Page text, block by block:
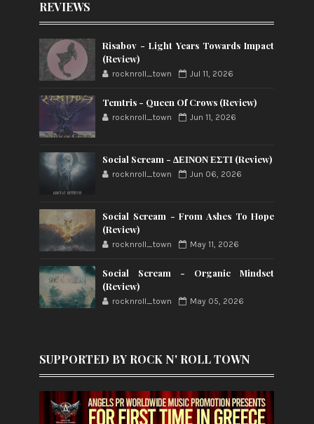
REVIEWS
Risabov - Light Years Towards Impact
(Review)
rocknroll_town Jul 11, 2026
Temtris - Queen Of Crows (Review)
rocknroll_town Jun 11, 2026
Social Scream - ΔΕΙΝΟΝ ΕΣΤΙ (Review)
rocknroll_town Jun 06, 2026
Social Scream - From Ashes To Hope
(Review)
rocknroll_town May 11, 2026
Social Scream - Organic Mindset
(Review)
rocknroll_town May 05, 2026
SUPPORTED BY ROCK N' ROLL TOWN